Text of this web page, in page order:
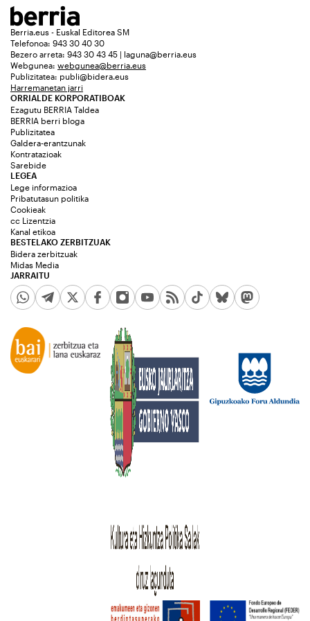
Berria.eus - Euskal Editorea SM
Telefonoa: 943 30 40 30
Bezero arreta: 943 30 43 45 | laguna@berria.eus
Webgunea: webgunea@berria.eus
Publizitatea: publi@bidera.eus
Harremanetan jarri
ORRIALDE KORPORATIBOAK
Ezagutu BERRIA Taldea
BERRIA berri bloga
Publizitatea
Galdera-erantzunak
Kontratazioak
Sarebide
JARRAITU
LEGEA
Lege informazioa
Pribatutasun politika
Cookieak
cc Lizentzia
Kanal etikoa
BESTELAKO ZERBITZUAK
Bidera zerbitzuak
Midas Media